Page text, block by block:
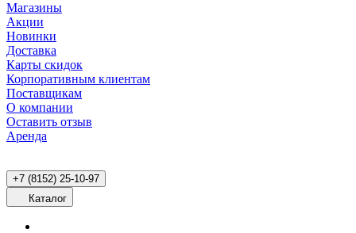
Магазины
Акции
Новинки
Доставка
Карты скидок
Корпоративным клиентам
Поставщикам
О компании
Оставить отзыв
Аренда
+7 (8152) 25-10-97
Каталог